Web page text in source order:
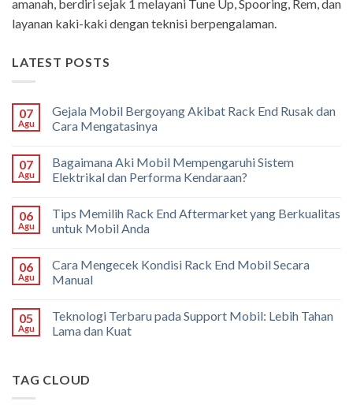
amanah, berdiri sejak 1 melayani Tune Up, Spooring, Rem, dan
layanan kaki-kaki dengan teknisi berpengalaman.
LATEST POSTS
07
Agu
Gejala Mobil Bergoyang Akibat Rack End Rusak dan
Cara Mengatasinya
07
Agu
Bagaimana Aki Mobil Mempengaruhi Sistem
Elektrikal dan Performa Kendaraan?
06
Agu
Tips Memilih Rack End Aftermarket yang Berkualitas
untuk Mobil Anda
06
Agu
Cara Mengecek Kondisi Rack End Mobil Secara
Manual
05
Agu
Teknologi Terbaru pada Support Mobil: Lebih Tahan
Lama dan Kuat
TAG CLOUD